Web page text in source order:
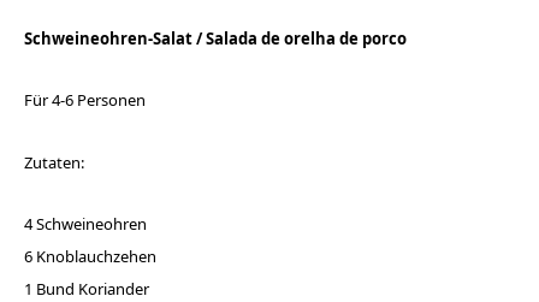
Schweineohren-Salat /Salada de orelha de porco
Für 4-6 Personen
Zutaten:
4 Schweineohren
6 Knoblauchzehen
1 Bund Koriander